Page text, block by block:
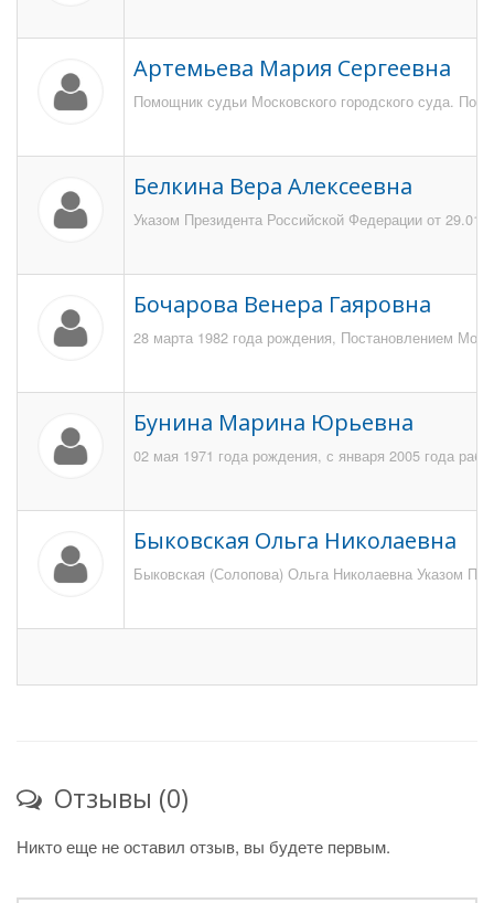
Артемьева Мария Сергеевна
Помощник судьи Московского городского суда.
Белкина Вера Алексеевна
Указом Президента Российской Федерации от
Бочарова Венера Гаяровна
28 марта 1982 года рождения, Постановлением
Бунина Марина Юрьевна
02 мая 1971 года рождения, с января 2005 года
Быковская Ольга Николаевна
Быковская (Солопова) Ольга Николаевна Указом
Отзывы (0)
Никто еще не оставил отзыв, вы будете первым.